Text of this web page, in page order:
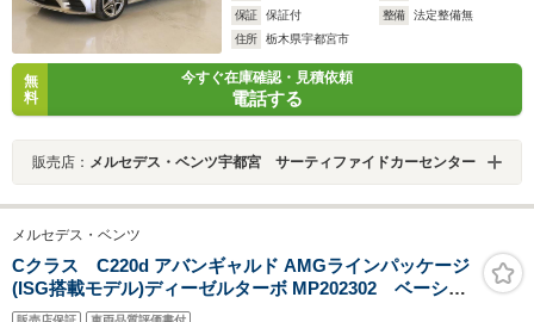
保証
保証付 整備
法定整備無
住所
栃木県宇都宮市
無
料
今すぐ在庫確認・見積依頼
電話する
販売店： メルセデス・ベンツ宇都宮 サーティファイドカーセンター
メルセデス・ベンツ
Cクラス C220d アバンギャルド AMGラインパッケージ
(ISG搭載モデル)ディーゼルターボ MP202302 ベーシッ
クパッケージ ドラレコ